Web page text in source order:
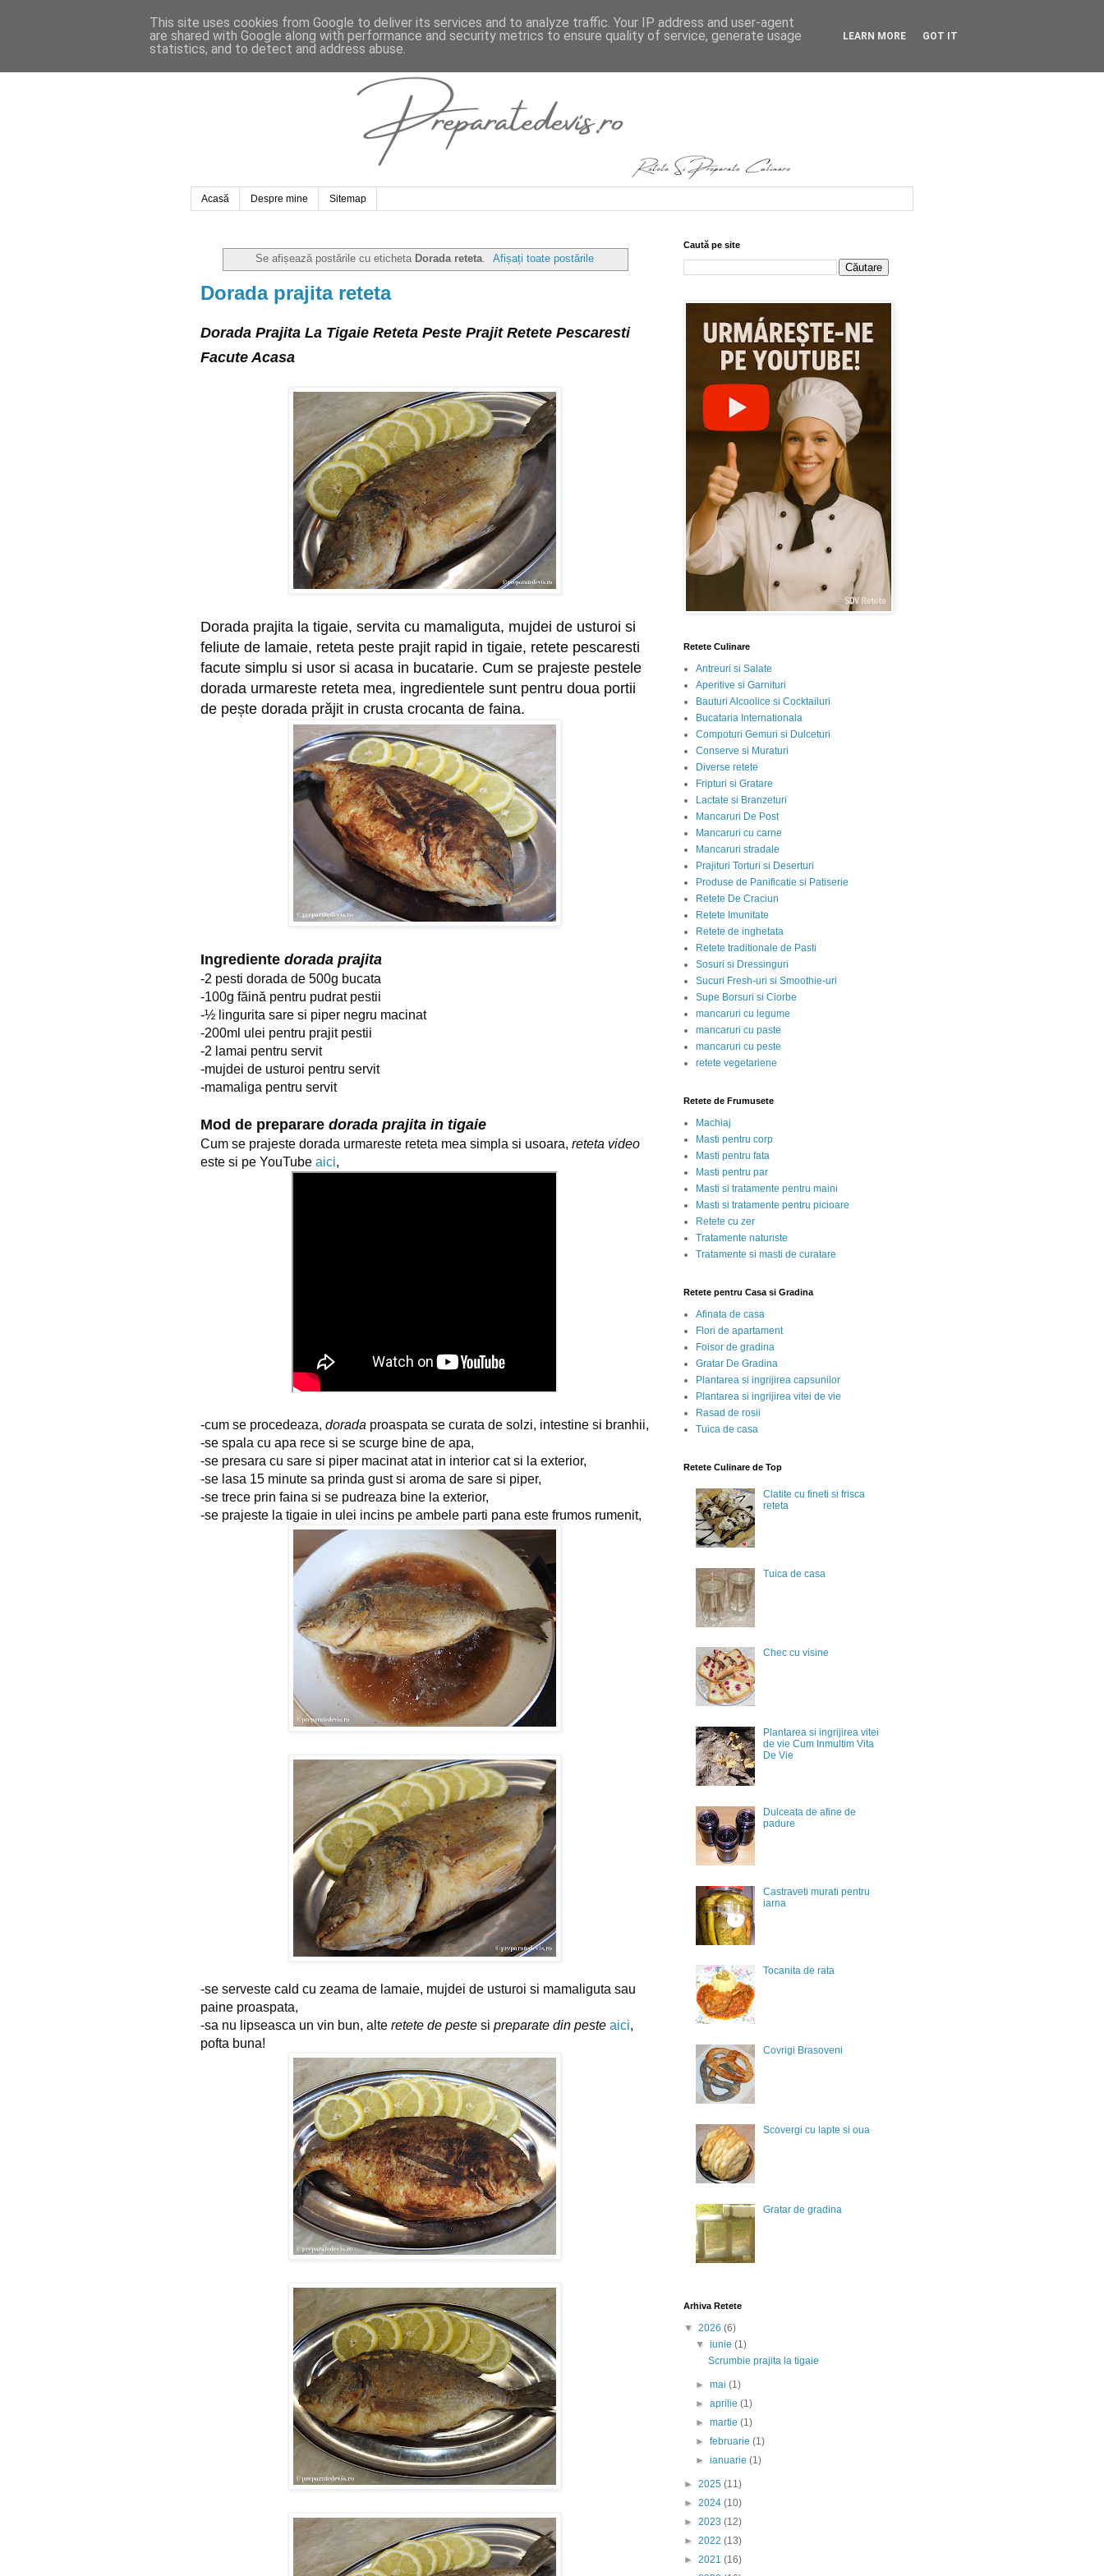
Acasă Despre mine Sitemap
Se afișează postările cu eticheta Dorada reteta. Afișați toate postările
Dorada prajita reteta
Dorada Prajita La Tigaie Reteta Peste Prajit Retete Pescaresti
Facute Acasa
Dorada prajita la tigaie, servita cu mamaliguta, mujdei de usturoi si
feliute de lamaie, reteta peste prajit rapid in tigaie, retete pescaresti
facute simplu si usor si acasa in bucatarie. Cum se prajeste pestele
dorada urmareste reteta mea, ingredientele sunt pentru doua portii
de pește dorada prăjit in crusta crocanta de faina.
Ingrediente dorada prajita
-2 pesti dorada de 500g bucata
-100g făină pentru pudrat pestii
-½ lingurita sare si piper negru macinat
-200ml ulei pentru prajit pestii
-2 lamai pentru servit
-mujdei de usturoi pentru servit
-mamaliga pentru servit
Mod de preparare dorada prajita in tigaie
Cum se prajeste dorada urmareste reteta mea simpla si usoara, reteta video
este si pe YouTube aici,
-cum se procedeaza, dorada proaspata se curata de solzi, intestine si branhii,
-se spala cu apa rece si se scurge bine de apa,
-se presara cu sare si piper macinat atat in interior cat si la exterior,
-se lasa 15 minute sa prinda gust si aroma de sare si piper,
-se trece prin faina si se pudreaza bine la exterior,
-se prajeste la tigaie in ulei incins pe ambele parti pana este frumos rumenit,
-se serveste cald cu zeama de lamaie, mujdei de usturoi si mamaliguta sau
paine proaspata,
-sa nu lipseasca un vin bun, a lte retete de peste si preparate din peste aici,
pofta buna!
Caută pe site
Retete Culinare
Antreuri si Salate
Aperitive si Garnituri
Bauturi Alcoolice si Cocktailuri
Bucataria Internationala
Compoturi Gemuri si Dulceturi
Conserve si Muraturi
Diverse retete
Fripturi si Gratare
Lactate si Branzeturi
Mancaruri De Post
Mancaruri cu carne
Mancaruri stradale
Prajituri Torturi si Deserturi
Produse de Panificatie si Patiserie
Retete De Craciun
Retete Imunitate
Retete de inghetata
Retete traditionale de Pasti
Sosuri si Dressinguri
Sucuri Fresh-uri si Smoothie-uri
Supe Borsuri si Ciorbe
mancaruri cu legume
mancaruri cu paste
mancaruri cu peste
retete vegetariene
Retete de Frumusete
Machiaj
Masti pentru corp
Masti pentru fata
Masti pentru par
Masti si tratamente pentru maini
Masti si tratamente pentru picioare
Retete cu zer
Tratamente naturiste
Tratamente si masti de curatare
Retete pentru Casa si Gradina
Afinata de casa
Flori de apartament
Foisor de gradina
Gratar De Gradina
Plantarea si ingrijirea capsunilor
Plantarea si ingrijirea vitei de vie
Rasad de rosii
Tuica de casa
Retete Culinare de Top
Clatite cu fineti si frisca
reteta
Tuica de casa
Chec cu visine
Plantarea si ingrijirea vitei
de vie Cum Inmultim Vita
De Vie
Dulceata de afine de
padure
Castraveti murati pentru
iarna
Tocanita de rata
Covrigi Brasoveni
Scovergi cu lapte si oua
Gratar de gradina
Arhiva Retete
▼ 2026 (6)
▼iunie(1)
Scrumbie prajita la tigaie
►mai(1)
►aprilie(1)
►martie(1)
►februarie(1)
►ianuarie(1)
► 2025 (11)
► 2024 (10)
► 2023 (12)
► 2022 (13)
► 2021 (16)
This site uses cookies from Google to deliver its services and to analyze traffic. Your IP address and user-agent
are shared with Google along with performance and security metrics to ensure quality of service, generate usage
statistics, and to detect and address abuse.
LEARN MORE GOT IT